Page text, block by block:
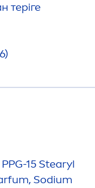
теріге
15 Stearyl
Sodium